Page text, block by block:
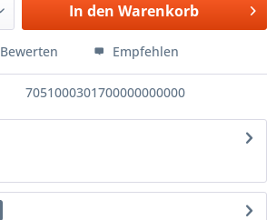
In den Warenkorb
Bewerten Empfehlen
7051000301700000000000